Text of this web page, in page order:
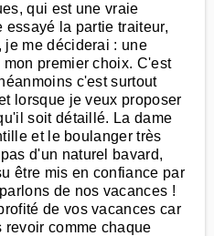
qui est une vraie
la partie traiteur,
je me déciderai : une
premier choix. C'est
c'est surtout
lorsque je veux proposer
soit détaillé. La dame
et le boulanger très
d'un naturel bavard,
être mis en confiance par
de nos vacances !
de vos vacances car
revoir comme chaque